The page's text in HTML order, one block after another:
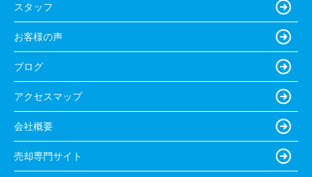
スタッフ
お客様の声
ブログ
アクセスマップ
会社概要
売却専門サイト